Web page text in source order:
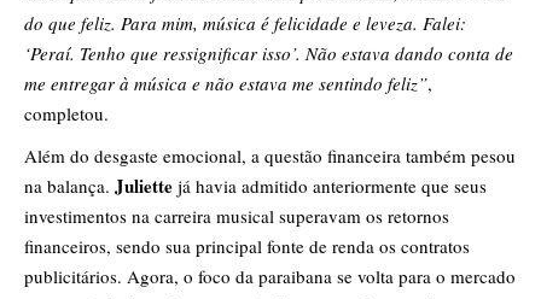
do que feliz. Para mim, música é felicidade e leveza. Falei:
‘Peraí. Tenho que ressignificar isso’. Não estava dando conta de
me entregar à música e não estava me sentindo feliz”,
completou.
​Além do desgaste emocional, a questão financeira também pesou
na balança. Juliette já havia admitido anteriormente que seus
investimentos na carreira musical superavam os retornos
financeiros, sendo sua principal fonte de renda os contratos
publicitários. Agora, o foco da paraibana se volta para o mercado